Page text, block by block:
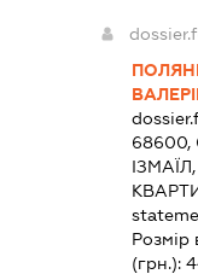
Розмір
(грн.):